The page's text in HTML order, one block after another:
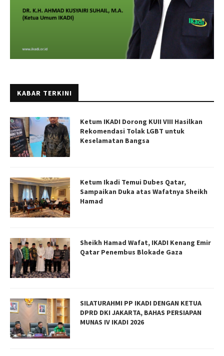
KABAR TERKINI
Ketum IKADI Dorong KUII VIII Hasilkan
Rekomendasi Tolak LGBT untuk
Keselamatan Bangsa
Ketum Ikadi Temui Dubes Qatar,
Sampaikan Duka atas Wafatnya Sheikh
Hamad
Sheikh Hamad Wafat, IKADI Kenang Emir
Qatar Penembus Blokade Gaza
SILATURAHMI PP IKADI DENGAN KETUA
DPRD DKI JAKARTA, BAHAS PERSIAPAN
MUNAS IV IKADI 2026